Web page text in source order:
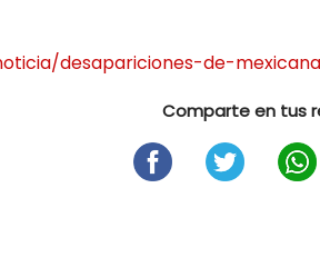
desapariciones-de-
Comparte en tus